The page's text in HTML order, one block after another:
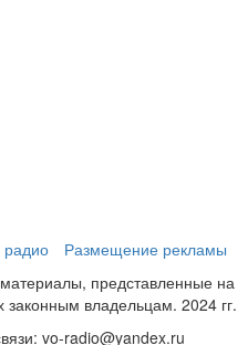
радио
Размещение рекламы
представленные на
владельцам. 2024 гг.
vo-radio@yandex.ru